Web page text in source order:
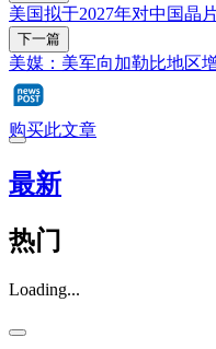
美国拟于2027年对中国晶
下一篇
美媒：美军向加勒比地区
购买此文章
最新
热门
Loading...